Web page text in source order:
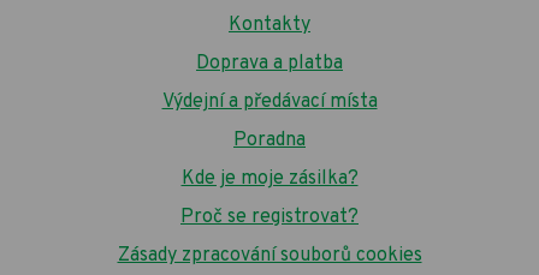
Kontakty
Doprava a platba
Výdejní a předávací místa
Poradna
Kde je moje zásilka?
Proč se registrovat?
Zásady zpracování souborů cookies